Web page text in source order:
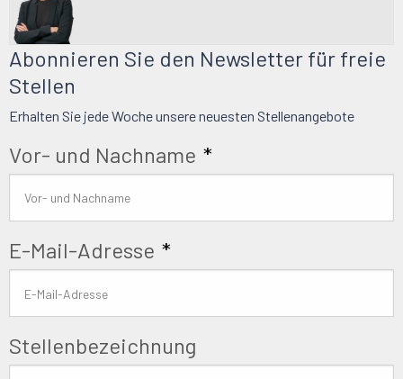
Abonnieren Sie den Newsletter für freie
Stellen
Erhalten Sie jede Woche unsere neuesten Stellenangebote
Vor- und Nachname *
E-Mail-Adresse *
Stellenbezeichnung